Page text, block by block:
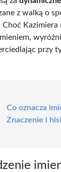
z walką o
Kazimiera
przy
Co oznacza
Znaczenie i